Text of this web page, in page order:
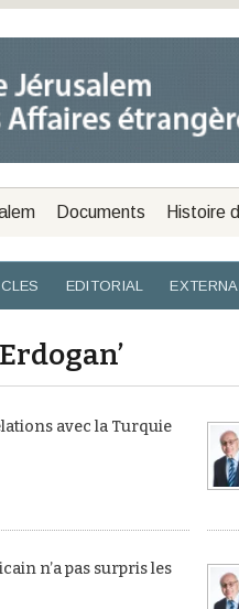
Documents Histoire
EDITORIAL
avec la Turquie
n’a pas surpris les